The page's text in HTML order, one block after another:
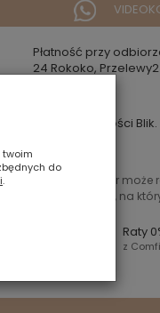
Płatność przy
24 Rokoko,
Szybkie płatności Blik.
prezentowany kolor może
od ustawień sprzętu, na
Raty
z
do
.